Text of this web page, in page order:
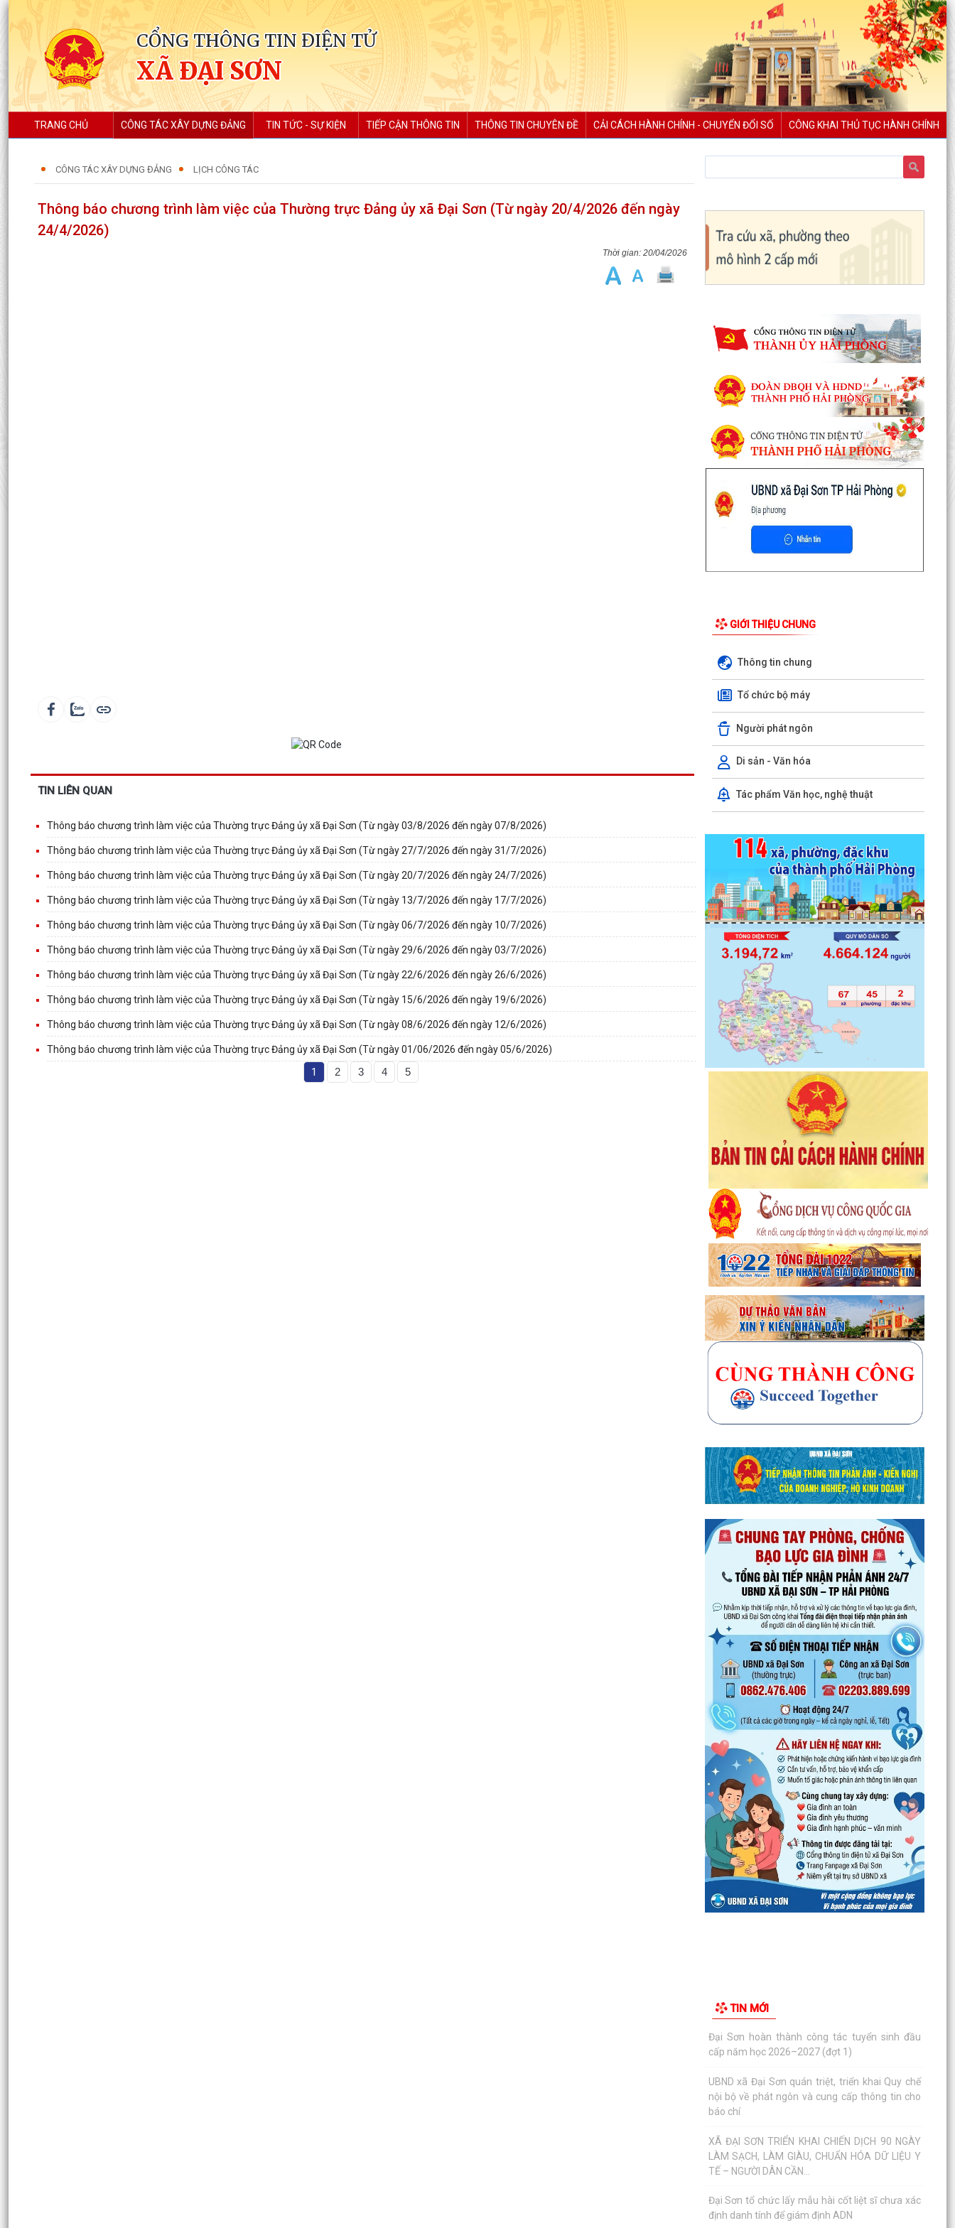
CỔNG THÔNG TIN ĐIỆN TỬ
XÃ ĐẠI SƠN
TRANG CHỦ CÔNG TÁC XÂY DỰNG ĐẢNG TIN TỨC - SỰ KIỆN TIẾP CẬN THÔNG TIN THÔNG TIN CHUYÊN ĐỀ CẢI CÁCH HÀNH CHÍNH - CHUYỂN ĐỔI SỐ CÔNG KHAI THỦ TỤC HÀNH CHÍNH
CÔNG TÁC XÂY DỰNG ĐẢNG LỊCH CÔNG TÁC
Thông báo chương trình làm việc của Thường trực Đảng ủy xã Đại Sơn (Từ ngày 20/4/2026 đến ngày
24/4/2026)
20/04/2026
TIN LIÊN QUAN
Thông báo chương trình làm việc của Thường trực Đảng ủy xã Đại Sơn (Từ ngày 03/8/2026 đến ngày 07/8/2026)
Thông báo chương trình làm việc của Thường trực Đảng ủy xã Đại Sơn (Từ ngày 27/7/2026 đến ngày 31/7/2026)
Thông báo chương trình làm việc của Thường trực Đảng ủy xã Đại Sơn (Từ ngày 20/7/2026 đến ngày 24/7/2026)
Thông báo chương trình làm việc của Thường trực Đảng ủy xã Đại Sơn (Từ ngày 13/7/2026 đến ngày 17/7/2026)
Thông báo chương trình làm việc của Thường trực Đảng ủy xã Đại Sơn (Từ ngày 06/7/2026 đến ngày 10/7/2026)
Thông báo chương trình làm việc của Thường trực Đảng ủy xã Đại Sơn (Từ ngày 29/6/2026 đến ngày 03/7/2026)
Thông báo chương trình làm việc của Thường trực Đảng ủy xã Đại Sơn (Từ ngày 22/6/2026 đến ngày 26/6/2026)
Thông báo chương trình làm việc của Thường trực Đảng ủy xã Đại Sơn (Từ ngày 15/6/2026 đến ngày 19/6/2026)
Thông báo chương trình làm việc của Thường trực Đảng ủy xã Đại Sơn (Từ ngày 08/6/2026 đến ngày 12/6/2026)
Thông báo chương trình làm việc của Thường trực Đảng ủy xã Đại Sơn (Từ ngày 01/06/2026 đến ngày 05/6/2026)
1 2 3 4 5
GIỚI THIỆU CHUNG
Thông tin chung
Tổ chức bộ máy
Người phát ngôn
Di sản - Văn hóa
Tác phẩm Văn học, nghệ thuật
TIN MỚI
Đại Sơn trao 51 suất quà tặng nạn nhân chất
độc da cam có hoàn cảnh khó khăn
Doanh nghiệp kinh doanh lữ hành cần thực hiện
đúng quy định về ký quỹ theo pháp luật
QUYẾT ĐỊNH Về việc phân công Người phát
ngôn và cung cấp thông tin cho báo chí của Ủy
ban nhân dân...
Tổ đại biểu HĐND thành phố số 14 tiếp xúc cử tri
sau Kỳ họp thường lệ giữa năm 2026
UBND xã Đại Sơn ban hành Quy chế xây dựng,
quản lý và sử dụng nghĩa trang nhân dân trên
địa bàn xã
Công khai Quyết định Về việc ủy quyền cho Giám
đốc Sở Y tế thực hiện cấp, cấp lại giấy phép
hoạt...
Xã Đại Sơn triển khai thực hiện Nghị quyết số
66.18/2026/NQ-CP của Chính phủ về công tác
phòng...
UBND xã Đại Sơn triển khai công tác tuyên
cấp năm học 2026–2027 (đợt 1)
UBND xã Đại Sơn quán triệt, triển khai Quy chế
nội bộ về phát ngôn và cung cấp thông tin cho
XÃ ĐẠI SƠN TRIỂN KHAI CHIẾN DỊCH 90 NGÀY
LÀM SẠCH, LÀM GIÀU, CHUẨN HÓA DỮ LIỆU Y
Đại Sơn tổ chức lấy mẫu hài cốt liệt sĩ chưa xác
định danh tính để giám định ADN
QUYẾT ĐỊNH Về việc ban hành Quy chế nội bộ về
phát ngôn và cung cấp thông tin cho báo chí